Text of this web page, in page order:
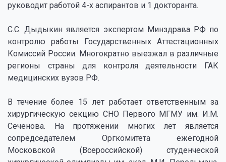
руководит работой 4-х аспирантов и 1 докторанта.
С.С. Дыдыкин является экспертом Минздрава РФ по
контролю работы Государственных Аттестационных
Комиссий России. Многократно выезжал в различные
регионы страны для контроля деятельности ГАК
медицинских вузов РФ.
В течение более 15 лет работает ответственным за
хирургическую секцию СНО Первого МГМУ им. И.М.
Сеченова. На протяжении многих лет является
сопредседателем Оргкомитета ежегодной
Московской (Всероссийской) студенческой